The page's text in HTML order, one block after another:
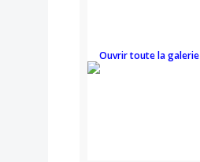
Ouvrir toute la galerie